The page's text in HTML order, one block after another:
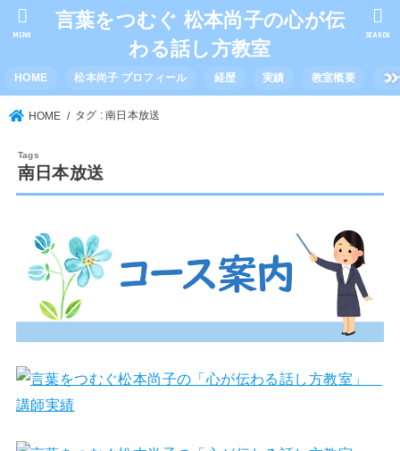
言葉をつむぐ 松本尚子の心が伝
わる話し方教室
HOME 松本尚子 プロフィール 経歴 実績 教室概要 コ
SEARCH
MENU
HOME タグ : 南日本放送
南日本放送